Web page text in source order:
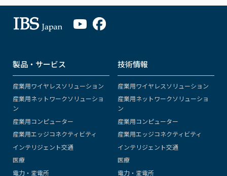
製品・サービス
産業用ワイヤレスソリューション
産業用ネットワークソリューショ
ン
産業用コンピューター
産業用エッジコネクティビティ
インテリジェント交通
医療
電力・変電所
技術情報
産業用ワイヤレスソリューション
産業用ネットワークソリューショ
ン
産業用コンピューター
産業用エッジコネクティビティ
インテリジェント交通
医療
電力・変電所